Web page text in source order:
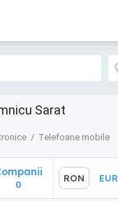
Sarat
Telefoane mobile
0
RON EUR